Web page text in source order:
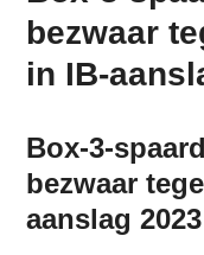
bezwaar
in IB-
Box-3-
bezwaar
aanslag 2023